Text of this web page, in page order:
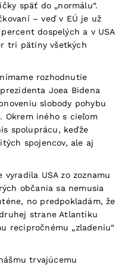
späť do „normálu“.
– veď v EÚ je už
dospelých a v USA
tri pätiny všetkých
rozhodnutie
Joea Bidena
slobody pohybu
Okrem iného s cieľom
spoluprácu, keďže
spojencov, ale aj
vyradila USA zo zoznamu
občania sa nemusia
no predpokladám, že
strane Atlantiku
recipročnému „zladeniu“
trvajúcemu